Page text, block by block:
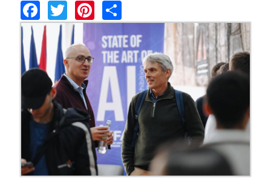
Facebook
TwitterPinterest